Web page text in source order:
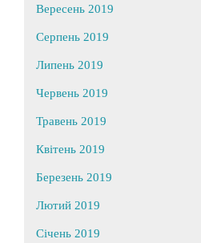
Вересень 2019
Серпень 2019
Липень 2019
Червень 2019
Травень 2019
Квітень 2019
Березень 2019
Лютий 2019
Січень 2019